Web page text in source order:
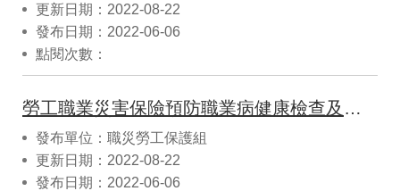
更新日期：2022-08-22
發布日期：2022-06-06
點閱次數：
勞工職業災害保險預防職業病健康檢查及健康追蹤檢查辦法
發布單位：職災勞工保護組
更新日期：2022-08-22
發布日期：2022-06-06